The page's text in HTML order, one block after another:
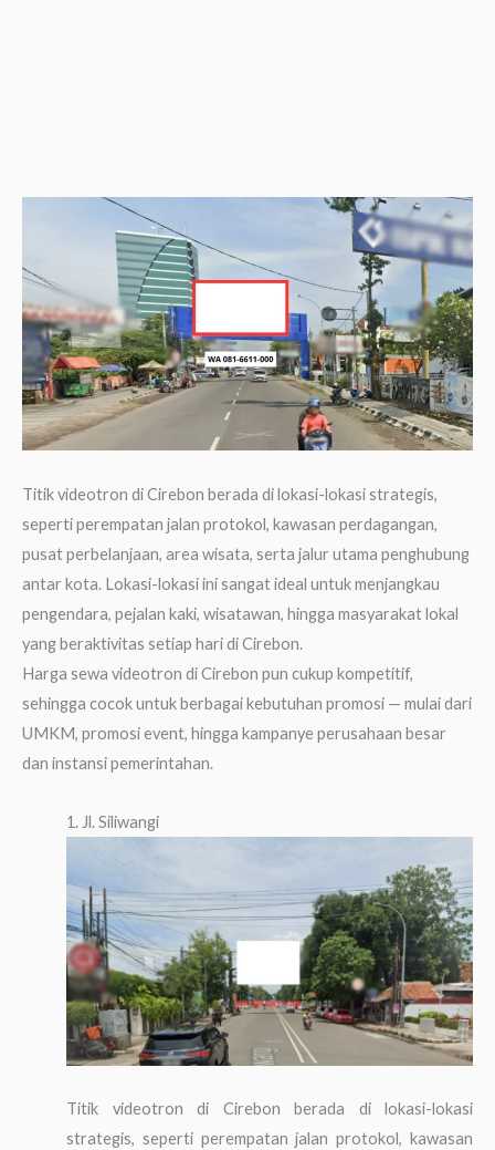
Titik videotron di Cirebon berada di lokasi-lokasi strategis,
seperti perempatan jalan protokol, kawasan perdagangan,
pusat perbelanjaan, area wisata, serta jalur utama penghubung
antar kota. Lokasi-lokasi ini sangat ideal untuk menjangkau
pengendara, pejalan kaki, wisatawan, hingga masyarakat lokal
yang beraktivitas setiap hari di Cirebon.
Harga sewa videotron di Cirebon pun cukup kompetitif,
sehingga cocok untuk berbagai kebutuhan promosi — mulai dari
UMKM, promosi event, hingga kampanye perusahaan besar
dan instansi pemerintahan.
1. Jl. Siliwangi
Titik videotron di Cirebon berada di lokasi-lokasi
strategis, seperti perempatan jalan protokol, kawasan